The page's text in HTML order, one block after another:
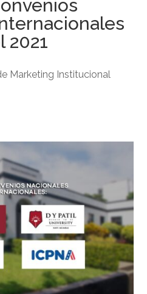
2021
Marketing Institucional